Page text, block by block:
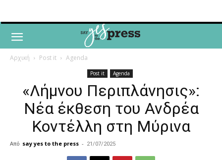
Αρχική Post it Agenda
Post it Agenda
«Λήμνου Περιπλάνησις»:
Νέα έκθεση του Ανδρέα
Κοντέλλη στη Μύρινα
Από say yes to the press - 21/07/2025